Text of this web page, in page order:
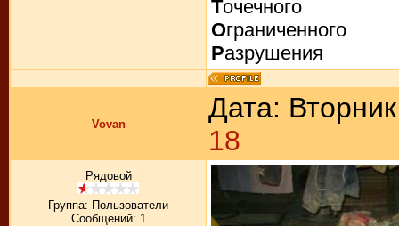
Точечного
Ограниченного
Разрушения
Vovan
Дата:
18
Рядовой
Группа: Пользователи
Сообщений: 1